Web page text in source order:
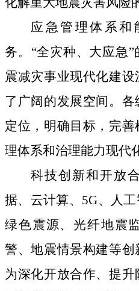
应急管理体系和
务。 “全灾种、大应急”
震减灾事业现代化建
了广阔的发展空间。 各
定位，明确目标，完善
理体系和治理能力现代
科技创新和开放
据、云计算、 5G、人
绿色震源、光纤地震
警、地震情景构建等创
为深化开放合作、提